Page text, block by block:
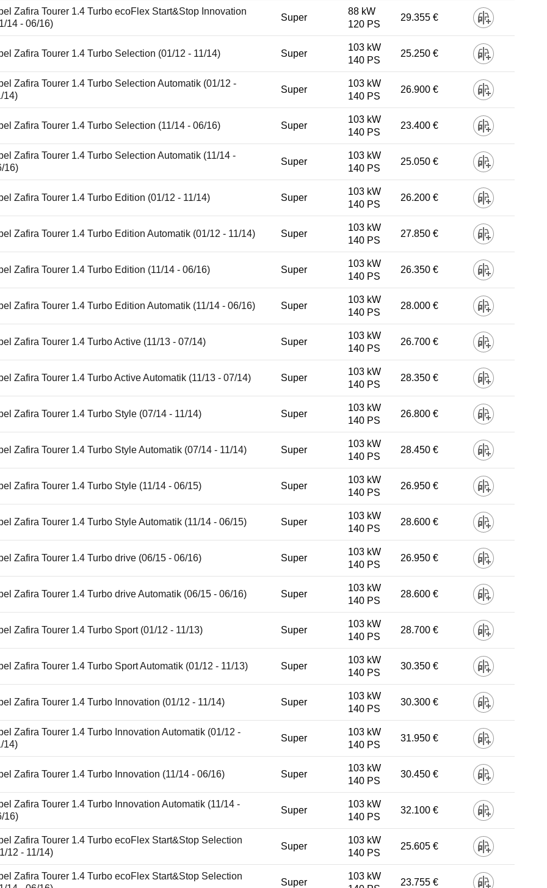
Zafira Tourer 1.4 Turbo ecoFlex Start&Stop Innovation
14 - 06/16)
Super
88 kW
120 PS
29.355 €
Zafira Tourer 1.4 Turbo Selection (01/12 - 11/14) Super
103 kW
140 PS
25.250 €
Zafira Tourer 1.4 Turbo Selection Automatik (01/12 -
14)
Super
103 kW
140 PS
26.900 €
Zafira Tourer 1.4 Turbo Selection (11/14 - 06/16) Super
103 kW
140 PS
23.400 €
Zafira Tourer 1.4 Turbo Selection Automatik (11/14 -
16)
Super
103 kW
140 PS
25.050 €
Zafira Tourer 1.4 Turbo Edition (01/12 - 11/14) Super
103 kW
140 PS
26.200 €
Zafira Tourer 1.4 Turbo Edition Automatik (01/12 - 11/14) Super
103 kW
140 PS
27.850 €
Zafira Tourer 1.4 Turbo Edition (11/14 - 06/16) Super
103 kW
140 PS
26.350 €
Zafira Tourer 1.4 Turbo Edition Automatik (11/14 - 06/16) Super
103 kW
140 PS
28.000 €
Zafira Tourer 1.4 Turbo Active (11/13 - 07/14) Super
103 kW
140 PS
26.700 €
Zafira Tourer 1.4 Turbo Active Automatik (11/13 - 07/14) Super
103 kW
140 PS
28.350 €
Zafira Tourer 1.4 Turbo Style (07/14 - 11/14) Super
103 kW
140 PS
26.800 €
Zafira Tourer 1.4 Turbo Style Automatik (07/14 - 11/14) Super
103 kW
140 PS
28.450 €
Zafira Tourer 1.4 Turbo Style (11/14 - 06/15) Super
103 kW
140 PS
26.950 €
Zafira Tourer 1.4 Turbo Style Automatik (11/14 - 06/15) Super
103 kW
140 PS
28.600 €
Zafira Tourer 1.4 Turbo drive (06/15 - 06/16) Super
103 kW
140 PS
26.950 €
Zafira Tourer 1.4 Turbo drive Automatik (06/15 - 06/16) Super
103 kW
140 PS
28.600 €
Zafira Tourer 1.4 Turbo Sport (01/12 - 11/13) Super
103 kW
140 PS
28.700 €
Zafira Tourer 1.4 Turbo Sport Automatik (01/12 - 11/13) Super
103 kW
140 PS
30.350 €
Zafira Tourer 1.4 Turbo Innovation (01/12 - 11/14) Super
103 kW
140 PS
30.300 €
Zafira Tourer 1.4 Turbo Innovation Automatik (01/12 -
14)
Super
103 kW
140 PS
31.950 €
Zafira Tourer 1.4 Turbo Innovation (11/14 - 06/16) Super
103 kW
140 PS
30.450 €
Zafira Tourer 1.4 Turbo Innovation Automatik (11/14 -
16)
Super
103 kW
140 PS
32.100 €
Zafira Tourer 1.4 Turbo ecoFlex Start&Stop Selection
12 - 11/14)
Super
103 kW
140 PS
25.605 €
Zafira Tourer 1.4 Turbo ecoFlex Start&Stop Selection
Super
103 kW
23.755 €